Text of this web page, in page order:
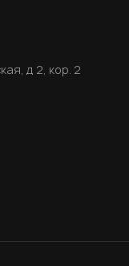
д 2, кор. 2